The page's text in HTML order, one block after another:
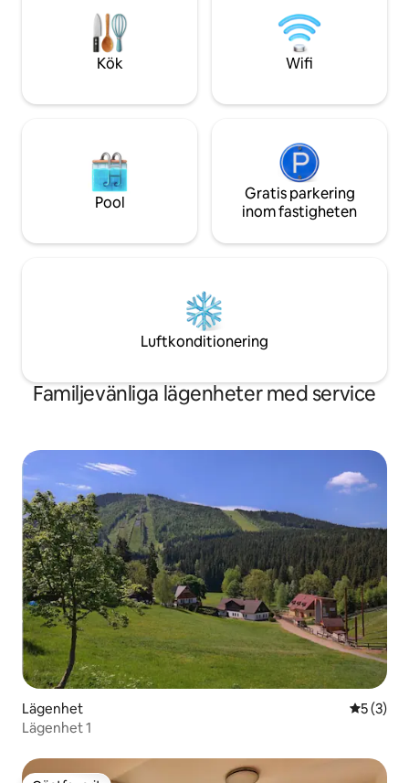
Tanvaldský Špičák (2 km) finns också i
närheten. Det finns också en bastu och
skidrum med pjäxtorkar.
Rokytnice
skiduthyrning,
Bastun och
Kök Wifi
Pool
Gratis parkering
inom fastigheten
Luftkonditionering
Familjevänliga lägenheter med service
Lägenhet 5 av 5 i
5 (3)
Lägenhet 1